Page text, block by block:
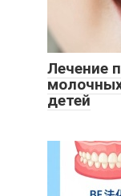
Лечение
детей